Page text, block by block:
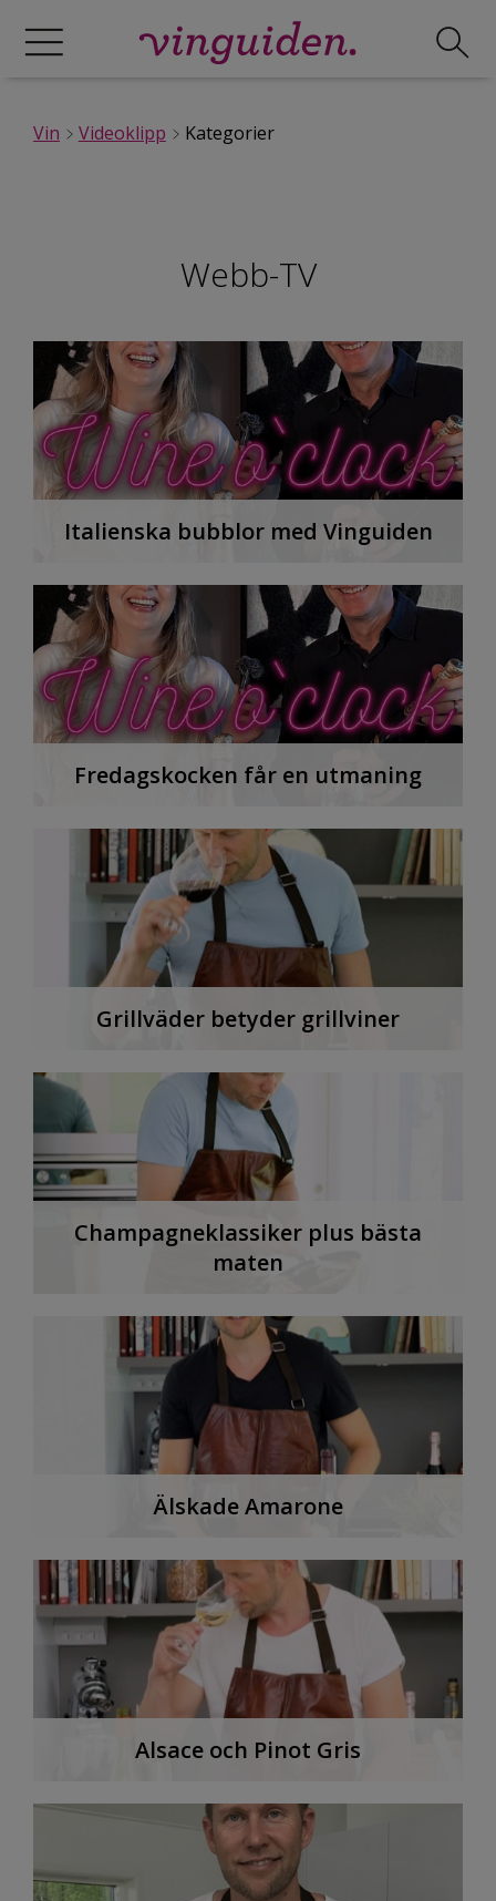
Vin Videoklipp Kategorier
Webb-TV
Italienska bubblor med Vinguiden
Fredagskocken får en utmaning
Grillväder betyder grillviner
Champagneklassiker plus bästa
maten
Älskade Amarone
Alsace och Pinot Gris